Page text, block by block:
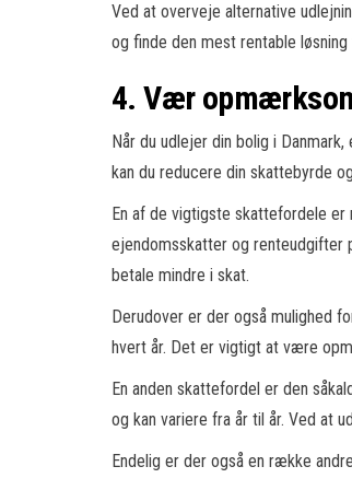
Ved at overveje alternative
og finde den mest rentable
4. Vær
Når du udlejer din bolig i
kan du reducere din skattebyrde
En af de vigtigste skattefordele
ejendomsskatter og renteudgifter
betale mindre i skat.
Derudover er der også mulighed
hvert år. Det er vigtigt at være
En anden skattefordel er den
og kan variere fra år til år. Ved at
Endelig er der også en række